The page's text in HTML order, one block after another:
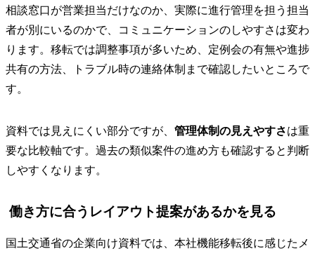
相談窓口が営業担当だけなのか、実際に進行管理を担う担当
者が別にいるのかで、コミュニケーションのしやすさは変わ
ります。移転では調整事項が多いため、定例会の有無や進捗
共有の方法、トラブル時の連絡体制まで確認したいところで
す。
資料では見えにくい部分ですが、 管理体制の見えやすさは重
要な比較軸です。過去の類似案件の進め方も確認すると判断
しやすくなります。
働き方に合うレイアウト提案があるかを見る
国土交通省の企業向け資料では、本社機能移転後に感じたメ